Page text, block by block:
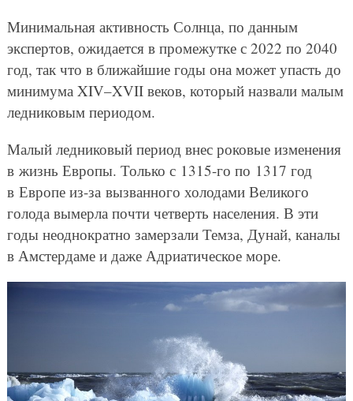
Минимальная активность Солнца, по данным
экспертов, ожидается в промежутке с 2022 по 2040
год, так что в ближайшие годы она может упасть до
минимума XIV–XVII веков, который назвали малым
ледниковым периодом.
Малый ледниковый период внес роковые изменения
в жизнь Европы. Только с 1315-го по 1317 год
в Европе из-за вызванного холодами Великого
голода вымерла почти четверть населения. В эти
годы неоднократно замерзали Темза, Дунай, каналы
в Амстердаме и даже Адриатическое море.